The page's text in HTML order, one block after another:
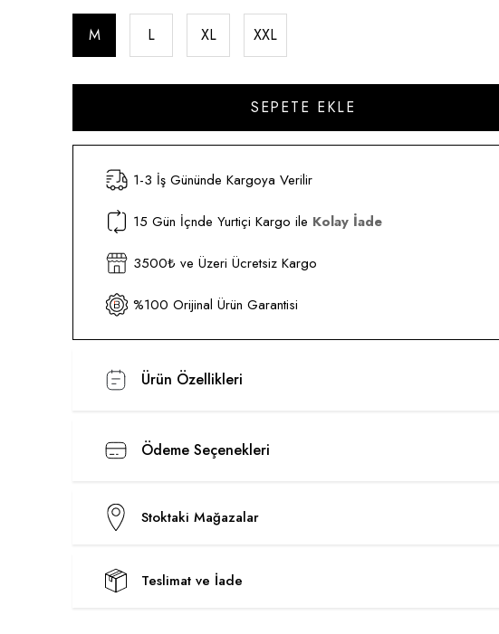
M L XL XXL
1-3 İş Gününde Kargoya Verilir
15 Gün İçnde Yurtiçi Kargo ile Kolay İade
3500₺ ve Üzeri Ücretsiz Kargo
%100 Orijinal Ürün Garantisi
Ürün Özellikleri
Ödeme Seçenekleri
Stoktaki Mağazalar
Teslimat ve İade